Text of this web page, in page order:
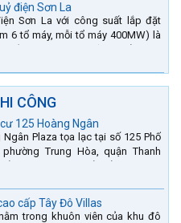
điện Sơn La
Sơn La với công suất lắp đặt
6 tổ máy, mỗi tổ máy 400MW) là
CÔNG
125 Hoàng Ngân
Plaza tọa lạc tại số 125 Phố
Trung Hòa, quận Thanh
cấp Tây Đô Villas
trong khuôn viên của khu đô